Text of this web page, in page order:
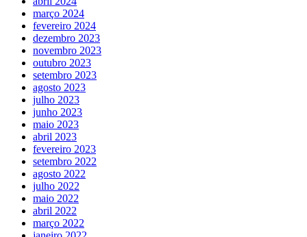
março 2024
fevereiro 2024
dezembro 2023
novembro 2023
outubro 2023
setembro 2023
agosto 2023
julho 2023
junho 2023
maio 2023
abril 2023
fevereiro 2023
setembro 2022
agosto 2022
julho 2022
maio 2022
abril 2022
março 2022